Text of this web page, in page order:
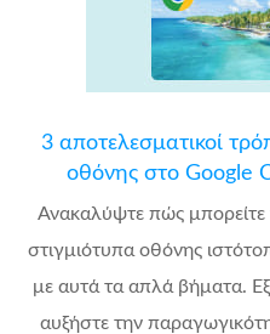
3 αποτελεσματικοί
οθόνης στο Google
Ανακαλύψτε πώς μπορείτε
στιγμιότυπα οθόνης
με αυτά τα απλά βήματα.
αυξήστε την